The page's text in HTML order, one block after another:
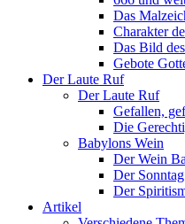
Das
Charakter
Das Bild
Gebote
Der Laute Ruf
Der Laute Ruf
Gefallen,
Die
Babylons Wein
Der Wein
Der
Der
Artikel